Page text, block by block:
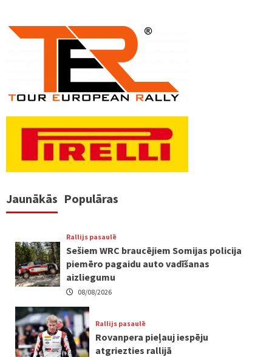
Jaunākās Populāras
Rallijs pasaulē
Sešiem WRC braucējiem Somijas policija
piemēro pagaidu auto vadīšanas
aizliegumu
08/08/2026
Rallijs pasaulē
Rovanpera pieļauj iespēju
atgriezties rallijā